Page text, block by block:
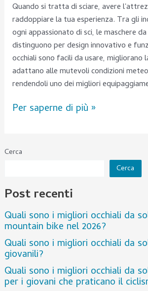
Cerca
Cerca
Post recenti
Quali sono i migliori occhiali da
mountain bike nel 2026?
Quali sono i migliori occhiali da
giovanili?
Quali sono i migliori occhiali da
per i giovani che praticano il
Quando si tratta di sciare, avere
raddoppiare la tua esperienza. Tra gli
ogni appassionato di sci, le maschere
distinguono per design innovativo e
occhiali sono facili da usare, migliorano
adattano alle mutevoli condizioni
rendendoli uno dei migliori
Per saperne di più »